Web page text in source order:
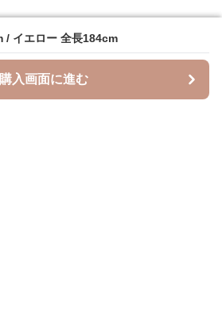
/ イエロー 全長184cm
購入画面に進む
/ イエロー 全長184cm
購入画面に進む